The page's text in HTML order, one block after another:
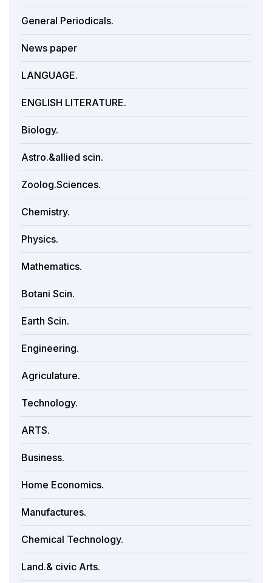
General Periodicals.
News paper
LANGUAGE.
ENGLISH LITERATURE.
Biology.
Astro.&allied scin.
Zoolog.Sciences.
Chemistry.
Physics.
Mathematics.
Botani Scin.
Earth Scin.
Engineering.
Agriculature.
Technology.
ARTS.
Business.
Home Economics.
Manufactures.
Chemical Technology.
Land.& civic Arts.